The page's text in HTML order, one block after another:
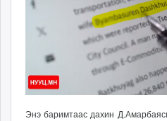
Энэ баримтаас дахин